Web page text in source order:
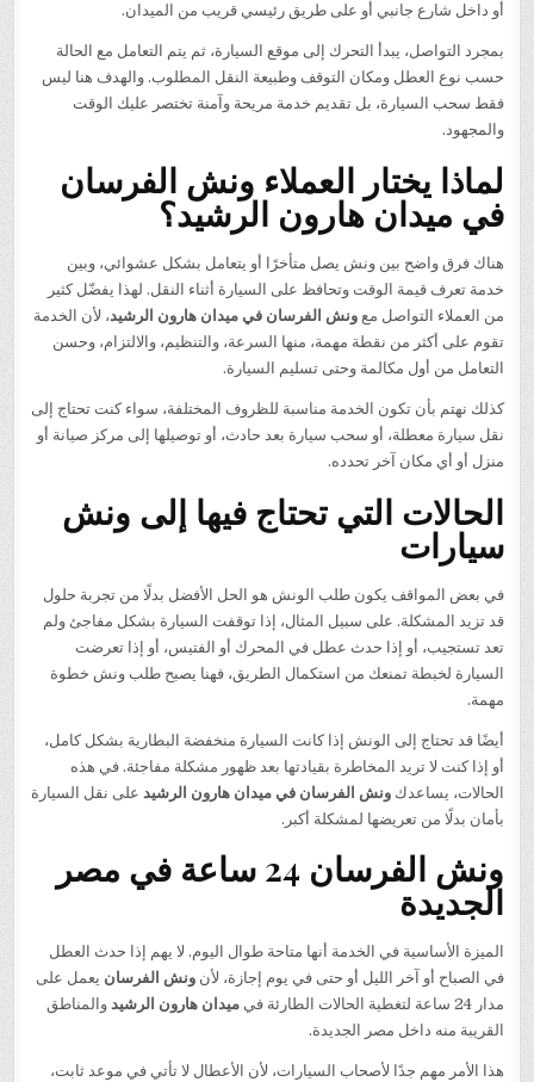
أو داخل شارع جانبي أو على طريق رئيسي قريب من الميدان.
بمجرد التواصل، يبدأ التحرك إلى موقع السيارة، ثم يتم التعامل مع الحالة
حسب نوع العطل ومكان التوقف وطبيعة النقل المطلوب. والهدف هنا ليس
فقط سحب السيارة، بل تقديم خدمة مريحة وآمنة تختصر عليك الوقت
والمجهود.
لماذا يختار العملاء ونش الفرسان
في ميدان هارون الرشيد؟
هناك فرق واضح بين ونش يصل متأخرًا أو يتعامل بشكل عشوائي، وبين
خدمة تعرف قيمة الوقت وتحافظ على السيارة أثناء النقل. لهذا يفضّل كثير
من العملاء التواصل معونش الفرسان في ميدان هارون الرشيد، لأن الخدمة
تقوم على أكثر من نقطة مهمة، منها السرعة، والتنظيم، والالتزام، وحسن
التعامل من أول مكالمة وحتى تسليم السيارة.
كذلك نهتم بأن تكون الخدمة مناسبة للظروف المختلفة، سواء كنت تحتاج إلى
نقل سيارة معطلة، أو سحب سيارة بعد حادث، أو توصيلها إلى مركز صيانة أو
منزل أو أي مكان آخر تحدده.
الحالات التي تحتاج فيها إلى ونش
سيارات
في بعض المواقف يكون طلب الونش هو الحل الأفضل بدلًا من تجربة حلول
قد تزيد المشكلة. على سبيل المثال، إذا توقفت السيارة بشكل مفاجئ ولم
تعد تستجيب، أو إذا حدث عطل في المحرك أو الفتيس، أو إذا تعرضت
السيارة لخبطة تمنعك من استكمال الطريق، فهنا يصبح طلب ونش خطوة
مهمة.
أيضًا قد تحتاج إلى الونش إذا كانت السيارة منخفضة البطارية بشكل كامل،
أو إذا كنت لا تريد المخاطرة بقيادتها بعد ظهور مشكلة مفاجئة. في هذه
الحالات، يساعدكونش الفرسان في ميدان هارون الرشيد على نقل السيارة
بأمان بدلًا من تعريضها لمشكلة أكبر.
ونش الفرسان 24 ساعة في مصر
الجديدة
الميزة الأساسية في الخدمة أنها متاحة طوال اليوم. لا يهم إذا حدث العطل
في الصباح أو آخر الليل أو حتى في يوم إجازة، لأنونش الفرسان يعمل على
مدار 24 ساعة لتغطية الحالات الطارئة في
ميدان هارون الرشيد والمناطق
القريبة منه داخل مصر الجديدة.
هذا الأمر مهم جدًا لأصحاب السيارات، لأن الأعطال لا تأتي في موعد ثابت،